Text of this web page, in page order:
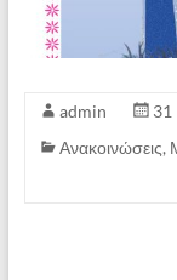
admin
31
Ανακοινώσεις,